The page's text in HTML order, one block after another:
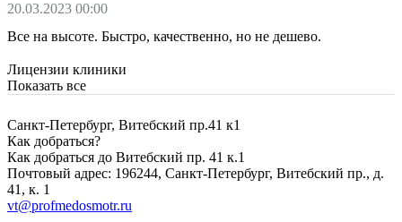
20.03.2023 00:00
Все на высоте. Быстро, качественно, но не дешево.
Лицензии клиники
Показать все
Санкт-Петербург, Витебский пр.41 к1
Как добраться?
Как добраться до Витебский пр. 41 к.1
Почтовый адрес: 196244, Санкт-Петербург, Витебский пр., д.
41, к. 1
vt@profmedosmotr.ru